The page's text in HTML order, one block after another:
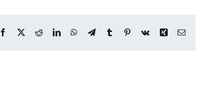
Facebook
X RedditLinkedInWhatsApp
TelegramTumblr Pinterest
Vk Xing Correo